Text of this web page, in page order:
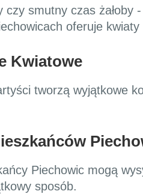
smutny czas
oferuje
Kwiatowe
tworzą wyjątkowe
Piechowic mogą
sposób.